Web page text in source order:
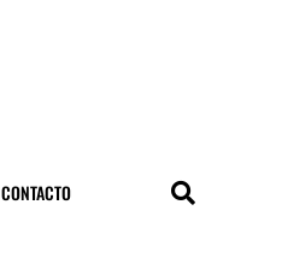
CONTACTO